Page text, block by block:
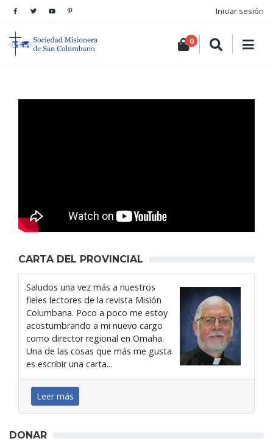
Iniciar sesión
0
CARTA DEL PROVINCIAL
Saludos una vez más a nuestros
fieles lectores de la revista Misión
Columbana. Poco a poco me estoy
acostumbrando a mi nuevo cargo
como director regional en Omaha.
Una de las cosas que más me gusta
es escribir una carta...
Leer más
DONAR